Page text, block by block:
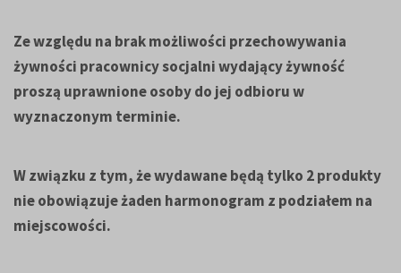
Ze względu na brak możliwości przechowywania
żywności pracownicy socjalni wydający żywność
proszą uprawnione osoby do jej odbioru w
wyznaczonym terminie.
W związku z tym, że wydawane będą tylko 2 produkty
nie obowiązuje żaden harmonogram z podziałem na
miejscowości.